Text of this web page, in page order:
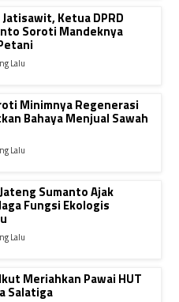
Ketua DPRD
Soroti Mandeknya
Lalu
Minimnya Regenerasi
Bahaya Menjual Sawah
Lalu
Sumanto Ajak
Fungsi Ekologis
Lalu
Meriahkan Pawai HUT
Salatiga